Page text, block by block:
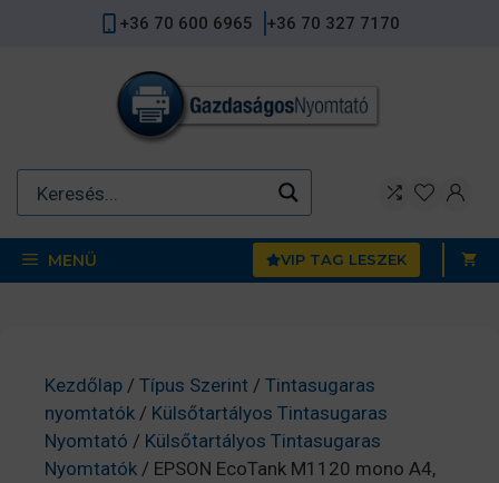
+36 70 600 6965 +36 70 327 7170
MENÜ VIP TAG LESZEK
Kezdőlap / Típus Szerint / Tintasugaras
nyomtatók / Külsőtartályos Tintasugaras
Nyomtató / Külsőtartályos Tintasugaras
Nyomtatók / EPSON EcoTank M1120 mono A4,